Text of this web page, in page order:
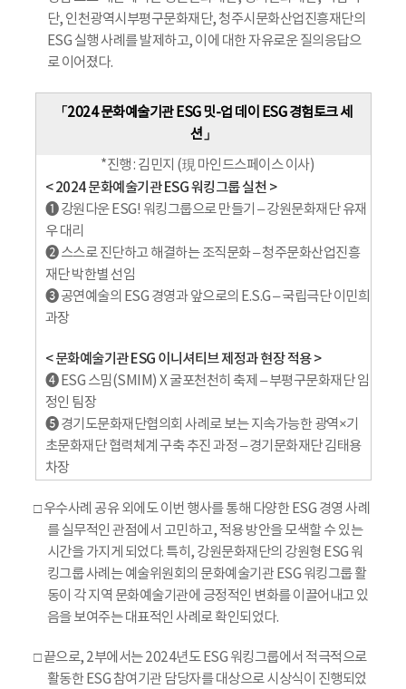
단, 인천광역시부평구문화재단, 청주시문화산업진흥재단의
ESG 실행 사례를 발제하고, 이에 대한 자유로운 질의응답으
로 이어졌다.
「2024 문화예술기관 ESG 밋-업 데이 ESG 경험토크 세
션」
*진행 : 김민지 (現 마인드스페이스 이사)
< 2024 문화예술기관 ESG 워킹그룹 실천 >
❶ 강원다운 ESG! 워킹그룹으로 만들기 – 강원문화재단 유재
우 대리
❷ 스스로 진단하고 해결하는 조직문화 – 청주문화산업진흥
재단 박한별 선임
❸ 공연예술의 ESG 경영과 앞으로의 E.S.G – 국립극단 이민희
과장
< 문화예술기관 ESG 이니셔티브 제정과 현장 적용 >
❹ ESG 스밈(SMIM) X 굴포천천히 축제 – 부평구문화재단 임
정인 팀장
❺ 경기도문화재단협의회 사례로 보는 지속가능한 광역×기
초문화재단 협력체계 구축 추진 과정 – 경기문화재단 김태용
차장
□ 우수사례 공유 외에도 이번 행사를 통해 다양한 ESG 경영 사례
를 실무적인 관점에서 고민하고, 적용 방안을 모색할 수 있는
시간을 가지게 되었다. 특히, 강원문화재단의 강원형 ESG 워
킹그룹 사례는 예술위원회의 문화예술기관 ESG 워킹그룹 활
동이 각 지역 문화예술기관에 긍정적인 변화를 이끌어내고 있
음을 보여주는 대표적인 사례로 확인되었다.
□ 끝으로, 2부에서는 2024년도 ESG 워킹그룹에서 적극적으로
활동한 ESG 참여기관 담당자를 대상으로 시상식이 진행되었